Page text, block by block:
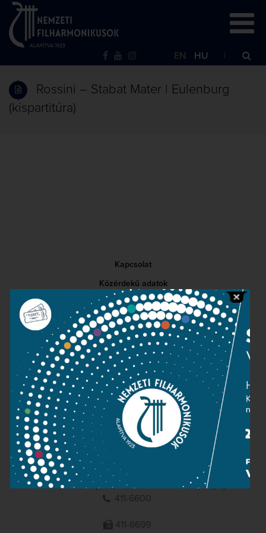
EN HU
Rossini – Stabat Mater | Eulenburg
(kispartitúra)
Kapcsolat
Közérdekű adatok
Sajtószoba
Adatvédelem
Impresszum
NEMZETI
FILHARMONIKUSOK
1095 Budapest, Komor Marcell u. 1. (Müpa)
411-6600
411-6699